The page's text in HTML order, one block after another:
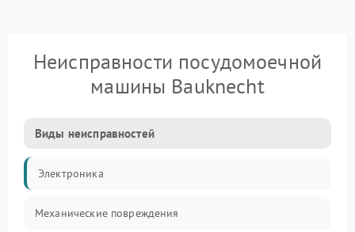
Неисправности посудомоечной
машины Bauknecht
Виды неисправностей
Электроника
Механические повреждения